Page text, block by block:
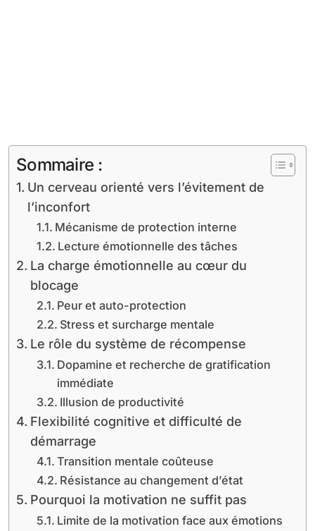
Sommaire :
Un cerveau orienté vers l’évitement de
l’inconfort
Mécanisme de protection interne
Lecture émotionnelle des tâches
La charge émotionnelle au cœur du
blocage
Peur et auto-protection
Stress et surcharge mentale
Le rôle du système de récompense
Dopamine et recherche de gratification
immédiate
Illusion de productivité
Flexibilité cognitive et difficulté de
démarrage
Transition mentale coûteuse
Résistance au changement d’état
Pourquoi la motivation ne suffit pas
Limite de la motivation face aux émotions